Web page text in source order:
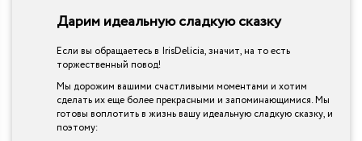
Дарим идеальную сладкую сказку
Если вы обращаетесь в IrisDelicia, значит, на то есть
торжественный повод!
Мы дорожим вашими счастливыми моментами и хотим
сделать их еще более прекрасными и запоминающимися. Мы
готовы воплотить в жизнь вашу идеальную сладкую сказку, и
поэтому: